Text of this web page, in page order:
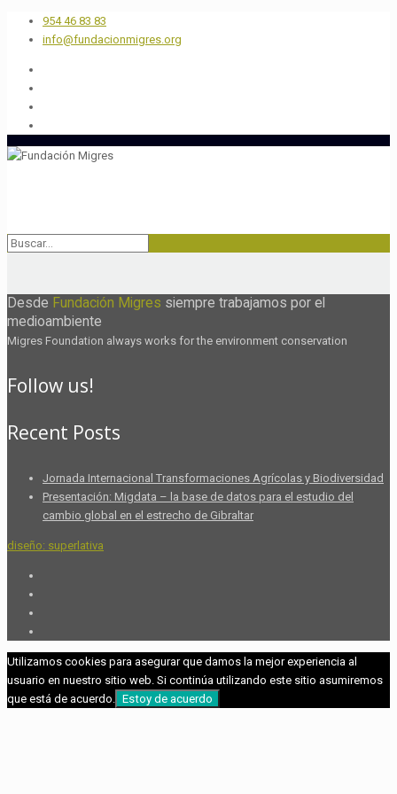
954 46 83 83
info@fundacionmigres.org
Desde Fundación Migres siempre trabajamos por el
medioambiente
Migres Foundation always works for the environment conservation
Follow us!
Recent Posts
Jornada Internacional Transformaciones Agrícolas y Biodiversidad
Presentación: Migdata – la base de datos para el estudio del
cambio global en el estrecho de Gibraltar
diseño: superlativa
Utilizamos cookies para asegurar que damos la mejor experiencia al
usuario en nuestro sitio web. Si continúa utilizando este sitio asumiremos
que está de acuerdo.
Estoy de acuerdo